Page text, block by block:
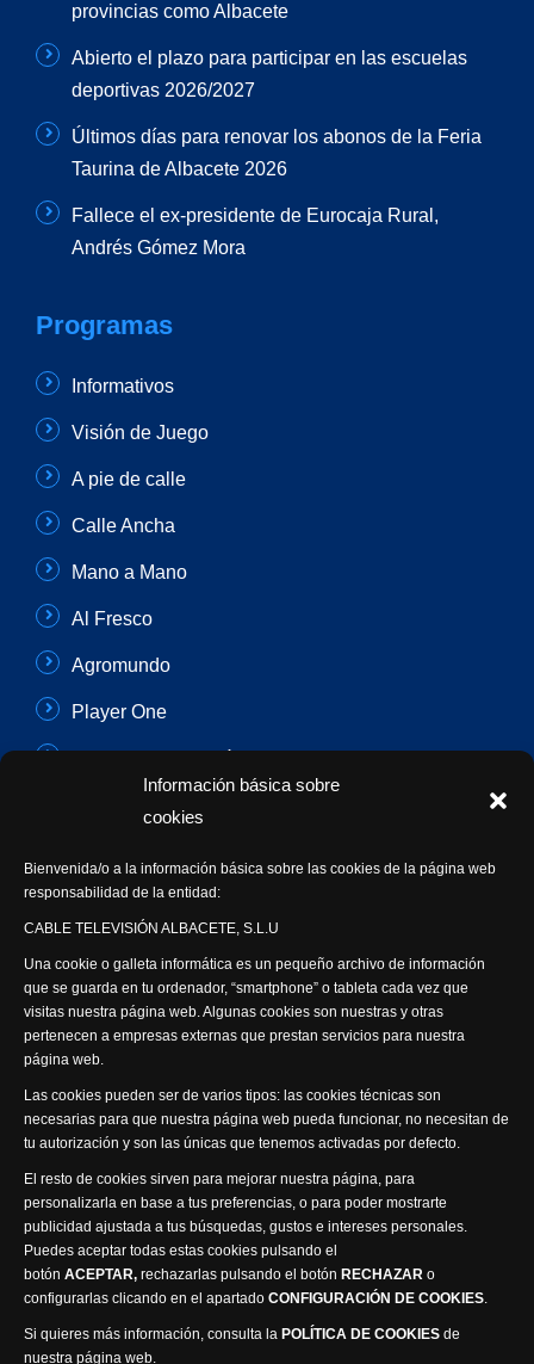
Información básica sobre
cookies
Bienvenida/o a la información básica sobre las cookies de la página web
responsabilidad de la entidad:
CABLE TELEVISIÓN ALBACETE, S.L.U
Una cookie o galleta informática es un pequeño archivo de información
que se guarda en tu ordenador, “smartphone” o tableta cada vez que
visitas nuestra página web. Algunas cookies son nuestras y otras
pertenecen a empresas externas que prestan servicios para nuestra
página web.
Las cookies pueden ser de varios tipos: las cookies técnicas son
necesarias para que nuestra página web pueda funcionar, no necesitan de
tu autorización y son las únicas que tenemos activadas por defecto.
El resto de cookies sirven para mejorar nuestra página, para
personalizarla en base a tus preferencias, o para poder mostrarte
publicidad ajustada a tus búsquedas, gustos e intereses personales.
Puedes aceptar todas estas cookies pulsando el
botón ACEPTAR, rechazarlas pulsando el botón RECHAZAR o
configurarlas clicando en el apartado CONFIGURACIÓN DE COOKIES.
Si quieres más información, consulta la POLÍTICA DE COOKIES de
nuestra página web.
provincias como Albacete
Abierto el plazo para participar en las escuelas
deportivas 2026/2027
Últimos días para renovar los abonos de la Feria
Taurina de Albacete 2026
Fallece el ex-presidente de Eurocaja Rural,
Andrés Gómez Mora
Programas
Informativos
Visión de Juego
A pie de calle
Calle Ancha
Mano a Mano
Al Fresco
Agromundo
Player One
Síguenos
Política de privacidad
Política de cookies
Accesibilidad
Compromiso con la protección de datos personales